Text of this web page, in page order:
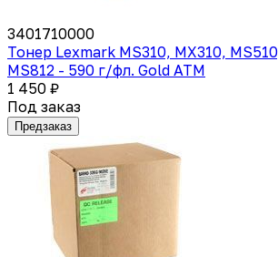
3401710000
Тонер Lexmark MS310, MX310,
MS812 - 590 г/фл. Gold ATM
1 450 ₽
Под заказ
Предзаказ